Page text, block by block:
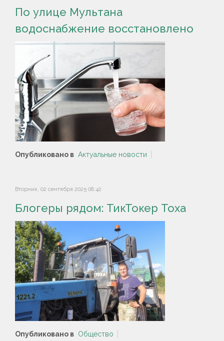
По улице Мультана
водоснабжение восстановлено
Опубликовано в Актуальные новости
Вторник, 02 сентября 2025 08:42
Блогеры рядом: ТикТокер Тоха
Опубликовано в Общество